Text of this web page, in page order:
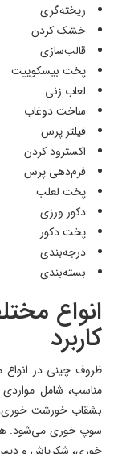
ریخته‌گری
خشک کردن
قالب‌سازی
پخت بیسکوییت
لعاب زنی
ساخت دوغاب
فیلتر پرس
اکسترود کردن
فرم‌دهی پرس
پخت لعلب
دکور ورزی
پخت دکور
درجه‌بندی
بسته‌بندی
انواع
کاربرد
ظروف چینی در
مناسب، شامل
بشقاب خورشت
سوپ خوری می‌شود.